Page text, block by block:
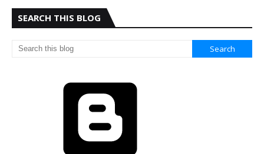
SEARCH THIS BLOG